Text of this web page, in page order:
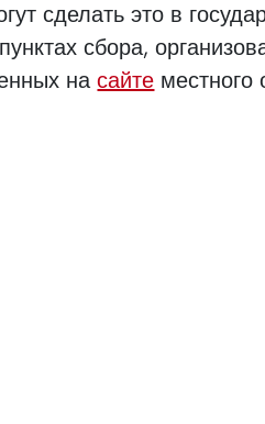
сделать это в
сбора,
насайте местного